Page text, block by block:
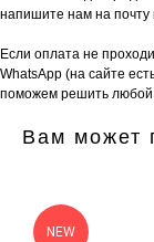
напишите нам на почту
Если оплата не
WhatsApp (на сайте
поможем решить любой
Вам может
NEW